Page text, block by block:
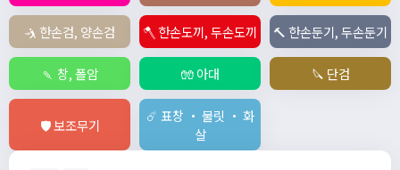
🤺 한손검, 양손검 🪓 한손도끼, 두손도끼 🔨 한손둔기, 두손둔기
🍡 창, 폴암 🧤 아대 🔪 단검
🛡️ 보조무기
☄️ 표창 ・ 불릿 ・ 화
살